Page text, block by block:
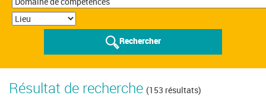
Rechercher
Résultat de recherche (153 résultats)